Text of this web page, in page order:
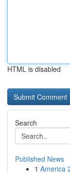
HTML is disabled
Search
Published News
1 America